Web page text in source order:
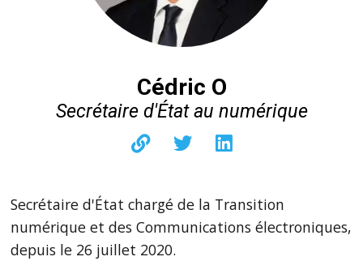
Cédric O
Secrétaire d'État au numérique
Secrétaire d'État chargé de la Transition
numérique et des Communications électroniques,
depuis le 26 juillet 2020.